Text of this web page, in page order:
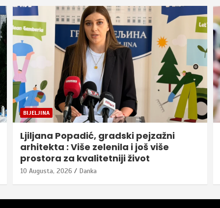
BIJELJINA
Ljiljana Popadić, gradski pejzažni
arhitekta : Više zelenila i još više
prostora za kvalitetniji život
10 Augusta, 2026 Danka